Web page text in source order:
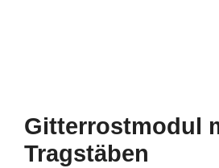
Gitterrostmodul
Tragstäben